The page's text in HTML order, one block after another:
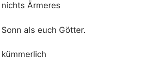
Ärmeres
als euch Götter.